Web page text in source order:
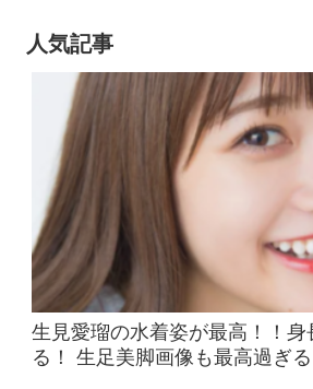
人気記事
生見愛瑠の水着姿が最高！！身
る！ 生足美脚画像も最高過ぎる